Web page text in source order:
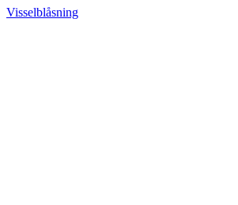
Visselblåsning